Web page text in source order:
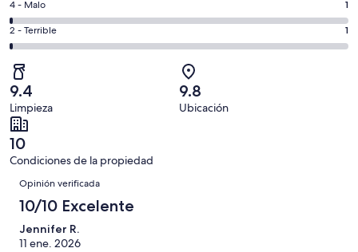
Excelente.
Basada
en
70
de
93
opiniones
es
decir,
Bueno.
en
20
de
93
opiniones
6,
es
decir,
Aceptable.
Basada
en
1
de
93
opiniones
Puntuación
de
4,
decir,
Malo.
Basada
en
1
de
opiniones
4 - Malo 1
Puntuación
de
2,
es
decir,
Terrible.
Basada
en
1
de
93
opiniones
2 - Terrible 1
9.4
Limpieza
9.8
Ubicación
10
Condiciones de la propiedad
Opiniones
Opinión verificada
10/10 Excelente
Jennifer R.
11 ene. 2026